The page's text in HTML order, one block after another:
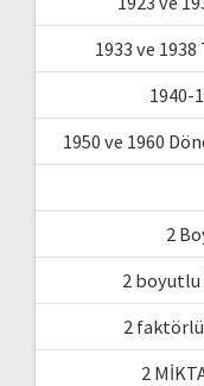
1933 ve
1940-
1950 ve 1960
2
2 boyutlu
2
2